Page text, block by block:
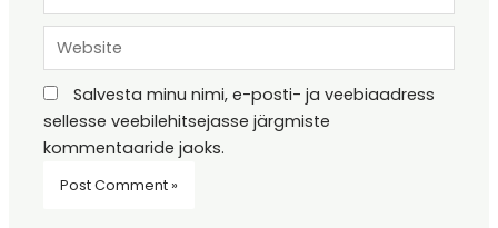
Website
Salvesta minu nimi, e-posti- ja veebiaadress
sellesse veebilehitsejasse järgmiste
kommentaaride jaoks.